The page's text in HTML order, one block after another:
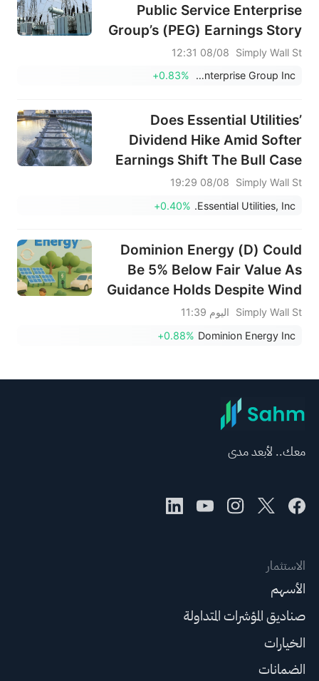
Public Service Enterprise
Group’s (PEG) Earnings Story
for Investors
Simply Wall St
08/08 12:31
Public Service Enterprise Group Inc
+0.83%
Does Essential Utilities’
Dividend Hike Amid Softer
Earnings Shift The Bull Case
For WTRG?
Simply Wall St
08/08 19:29
Essential Utilities, Inc.
+0.40%
Dominion Energy (D) Could
Be 5% Below Fair Value As
Guidance Holds Despite Wind
Delay
Simply Wall St
اليوم 11:39
Dominion Energy Inc
+0.88%
معك.. لأبعد مدى
الاستثمار
الأسهم
صناديق المؤشرات المتداولة
الخيارات
الضمانات